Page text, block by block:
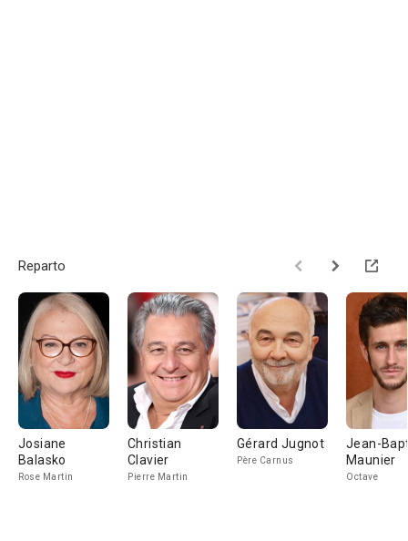
Reparto
Josiane
Balasko
Rose Martin
Christian
Clavier
Pierre Martin
Gérard Jugnot
Père Carnus
Jean-
Maunier
Octave